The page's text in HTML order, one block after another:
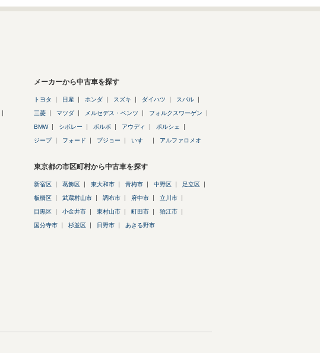
メーカーから中古車を探す
トヨタ 日産 ホンダ スズキ ダイハツ スバル
三菱 マツダ メルセデス・ベンツ フォルクスワーゲン
BMW シボレー ボルボ アウディ ポルシェ
ジープ フォード プジョー いすゞ アルファロメオ
東京都の市区町村から中古車を探す
新宿区 葛飾区 東大和市 青梅市 中野区 足立区
板橋区 武蔵村山市 調布市 府中市 立川市
目黒区 小金井市 東村山市 町田市 狛江市
国分寺市 杉並区 日野市 あきる野市